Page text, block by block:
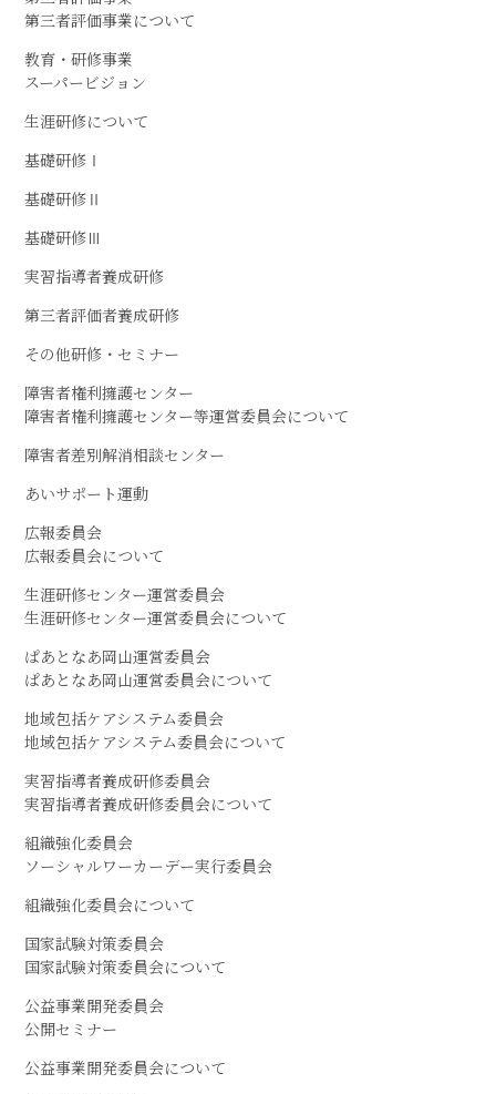
第三者評価事業について
教育・研修事業
スーパービジョン
生涯研修について
基礎研修Ⅰ
基礎研修Ⅱ
基礎研修Ⅲ
実習指導者養成研修
第三者評価者養成研修
その他研修・セミナー
障害者権利擁護センター
障害者権利擁護センター等運営委員会について
障害者差別解消相談センター
あいサポート運動
広報委員会
広報委員会について
生涯研修センター運営委員会
生涯研修センター運営委員会について
ぱあとなあ岡山運営委員会
ぱあとなあ岡山運営委員会について
地域包括ケアシステム委員会
地域包括ケアシステム委員会について
実習指導者養成研修委員会
実習指導者養成研修委員会について
組織強化委員会
ソーシャルワーカーデー実行委員会
組織強化委員会について
国家試験対策委員会
国家試験対策委員会について
公益事業開発委員会
公開セミナー
公益事業開発委員会について